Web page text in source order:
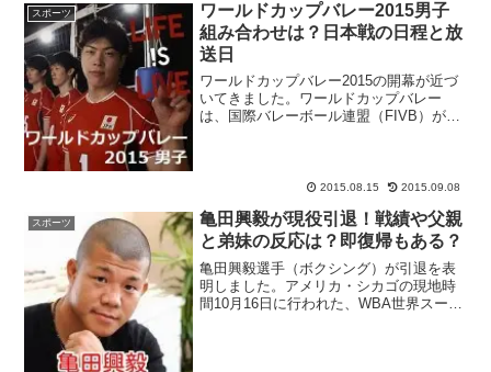
スポーツ
ワールドカップバレー2015男子
組み合わせは？日本戦の日程と放
送日
ワールドカップバレー2015の開幕が近づ
いてきました。ワールドカップバレー
は、国際バレーボール連盟（FIVB）が主
2015.08.15 2015.09.08
スポーツ
亀田興毅が現役引退！戦績や父親
と弟妹の反応は？即復帰もある？
亀田興毅選手（ボクシング）が引退を表
明しました。アメリカ・シカゴの現地時
間10月16日に行われた、WBA世界スーパ